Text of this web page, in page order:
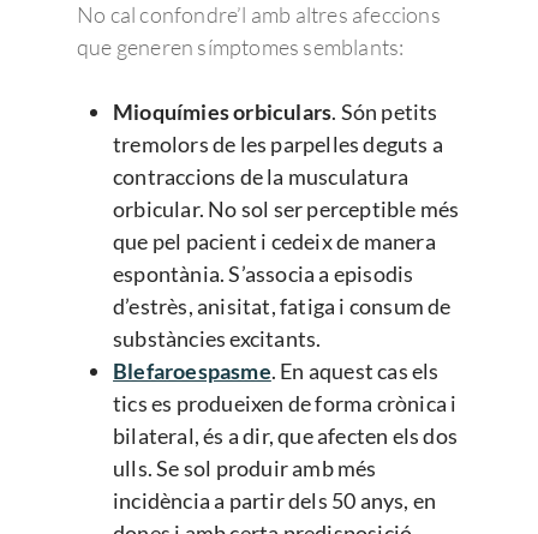
No cal confondre’l amb altres afeccions
que generen símptomes semblants:
Mioquímies orbiculars. Són petits
tremolors de les parpelles deguts a
contraccions de la musculatura
orbicular. No sol ser perceptible més
que pel pacient i cedeix de manera
espontània. S’associa a episodis
d’estrès, anisitat, fatiga i consum de
substàncies excitants.
Blefaroespasme. En aquest cas els
tics es produeixen de forma crònica i
bilateral, és a dir, que afecten els dos
ulls. Se sol produir amb més
incidència a partir dels 50 anys, en